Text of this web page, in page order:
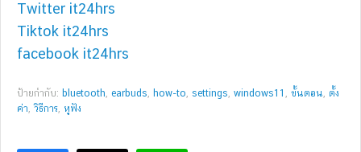
Twitter it24hrs
Tiktok it24hrs
facebook it24hrs
ป้ายกำกับ: bluetooth, earbuds, how-to, settings, windows11 , ขั้นตอน, ตั้ง
ค่า,วิธีการ, หูฟัง